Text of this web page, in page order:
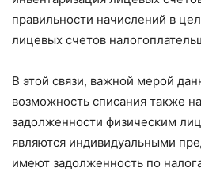
правильности начислений в
лицевых счетов
В этой связи, важной мерой
возможность списания также
задолженности физическим
являются индивидуальными
имеют задолженность по